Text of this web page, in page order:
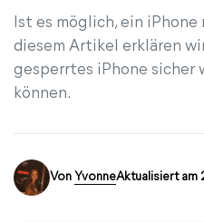
Ist es möglich, ein
diesem Artikel erklären
gesperrtes iPhone sicher
können.
Von YvonneAktualisiert am